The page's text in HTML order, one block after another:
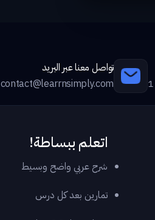
تواصل معنا عبر البريد
contact@learrnsimply.com
اتعلم ببساطة!
شرح عربي واضح وبسيط
تمارين بعد كل درس